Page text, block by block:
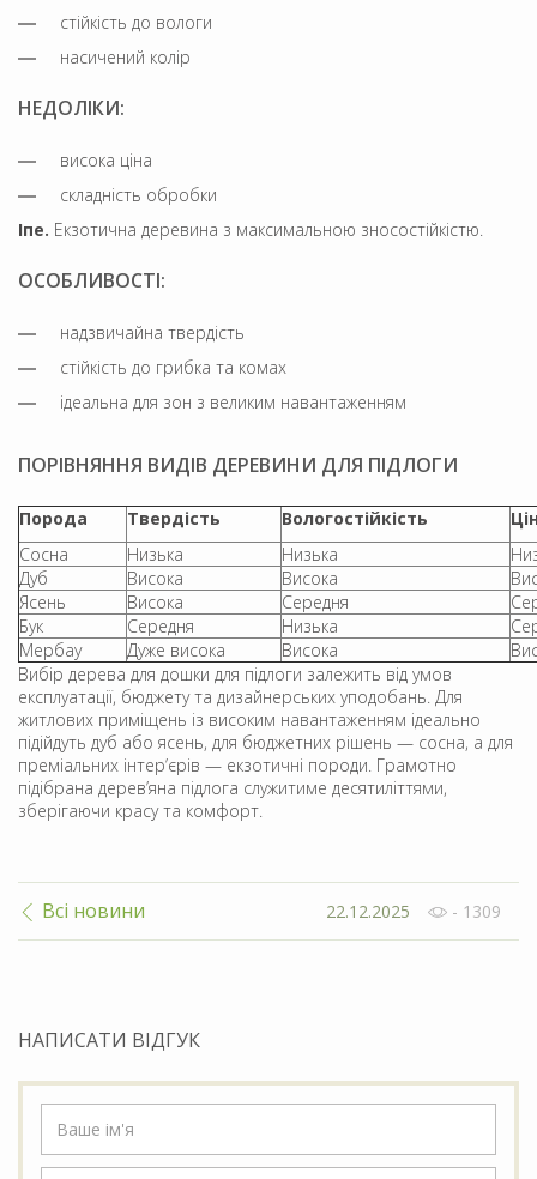
стійкість до вологи
насичений колір
НЕДОЛІКИ:
висока ціна
складність обробки
Іпе. Екзотична деревина з максимальною зносостійкістю.
ОСОБЛИВОСТІ:
надзвичайна твердість
стійкість до грибка та комах
ідеальна для зон з великим навантаженням
ПОРІВНЯННЯ ВИДІВ ДЕРЕВИНИ ДЛЯ ПІДЛОГИ
Порода Твердість Вологостійкість
Сосна
Низька Низька
Дуб
Висока Висока
Ясень
Висока Середня
Бук
Середня Низька
Мербау
Дуже висока Висока
Вибір дерева для дошки для підлоги залежить від умов
експлуатації, бюджету та дизайнерських уподобань. Для
житлових приміщень із високим навантаженням ідеально
підійдуть дуб або ясень, для бюджетних рішень — сосна, а для
преміальних інтер’єрів — екзотичні породи. Грамотно
підібрана дерев’яна підлога служитиме десятиліттями,
зберігаючи красу та комфорт.
Всі новини 22.12.2025 - 1309
НАПИСАТИ ВІДГУК